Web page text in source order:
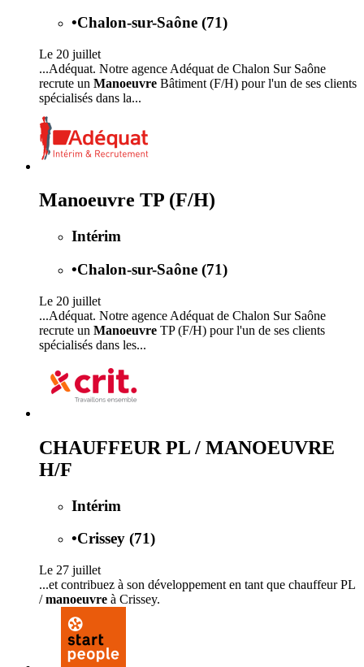
•Chalon-sur-Saône (71)
Le 20 juillet
...Adéquat. Notre agence Adéquat de Chalon Sur Saône
recrute un Manoeuvre Bâtiment (F/H) pour l'un de ses clients
spécialisés dans la...
Manoeuvre TP (F/H)
Intérim
•Chalon-sur-Saône (71)
Le 20 juillet
...Adéquat. Notre agence Adéquat de Chalon Sur Saône
recrute un Manoeuvre TP (F/H) pour l'un de ses clients
spécialisés dans les...
CHAUFFEUR PL / MANOEUVRE
H/F
Intérim
•Crissey (71)
Le 27 juillet
...et contribuez à son développement en tant que chauffeur PL
/manoeuvre à Crissey.